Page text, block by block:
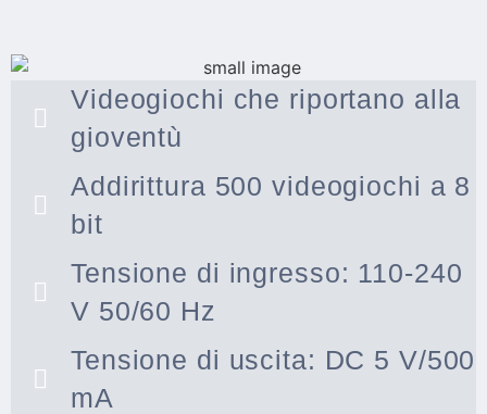
Videogiochi che riportano alla
gioventù
Addirittura 500 videogiochi a 8
bit
Tensione di ingresso: 110-240
V 50/60 Hz
Tensione di uscita: DC 5 V/500
mA